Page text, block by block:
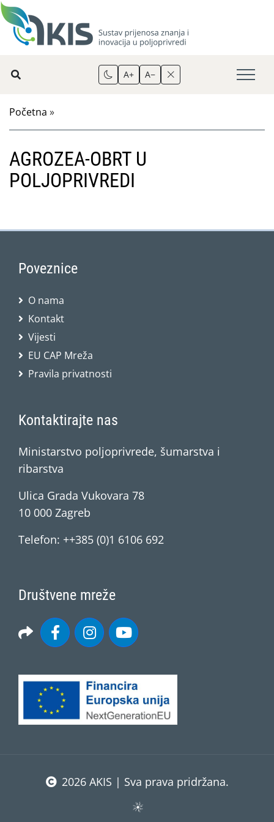
A+ A−
Početna »
AGROZEA-OBRT U
POLJOPRIVREDI
Poveznice
O nama
Kontakt
Vijesti
EU CAP Mreža
Pravila privatnosti
Kontaktirajte nas
Ministarstvo poljoprivrede, šumarstva i
ribarstva
Ulica Grada Vukovara 78
10 000 Zagreb
Telefon: ++385 (0)1 6106 692
Društvene mreže
2026 AKIS | Sva prava pridržana.